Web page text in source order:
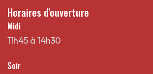
Horaires d'ouverture
Midi
11h45 à 14h30
Soir